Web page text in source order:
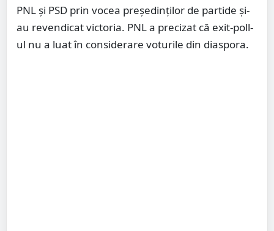
PNL și PSD prin vocea președinților de partide și-
au revendicat victoria. PNL a precizat că exit-poll-
ul nu a luat în considerare voturile din diaspora.